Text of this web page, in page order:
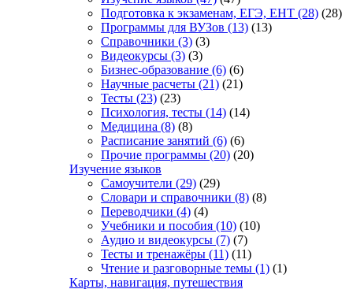
Подготовка к экзаменам, ЕГЭ, ЕНТ (28) (28)
Программы для ВУЗов (13) (13)
Справочники (3) (3)
Видеокурсы (3) (3)
Бизнес-образование (6) (6)
Научные расчеты (21) (21)
Тесты (23) (23)
Психология, тесты (14) (14)
Медицина (8) (8)
Расписание занятий (6) (6)
Прочие программы (20) (20)
Изучение языков
Самоучители (29) (29)
Словари и справочники (8) (8)
Переводчики (4) (4)
Учебники и пособия (10) (10)
Аудио и видеокурсы (7) (7)
Тесты и тренажёры (11) (11)
Чтение и разговорные темы (1) (1)
Карты, навигация, путешествия